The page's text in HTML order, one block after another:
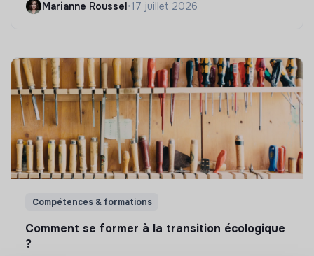
Marianne Roussel•17 juillet 2026
Compétences & formations
Comment se former à la transition écologique
?